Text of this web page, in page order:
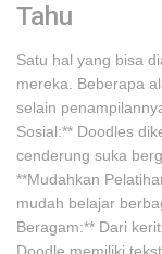
Tahu
Satu hal yang bisa
mereka. Beberapa
selain
Sosial:** Doodles
cenderung suka
**Mudahkan
mudah belajar
Beragam:** Dari